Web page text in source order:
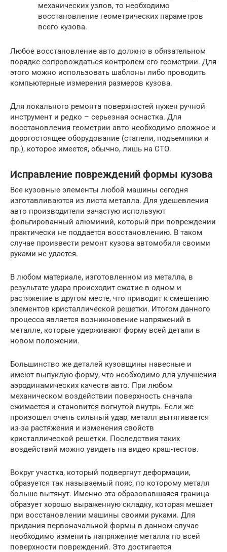
механических узлов, то необходимо
восстановление геометрических параметров
всего кузова.
Любое восстановление авто должно в обязательном
порядке сопровождаться контролем его геометрии. Для
этого можно использовать шаблоны либо проводить
компьютерные измерения размеров кузова.
Для локального ремонта поверхностей нужен ручной
инструмент и редко – серьезная оснастка. Для
восстановления геометрии авто необходимо сложное и
дорогостоящее оборудование (стапели, подъемники и
пр.), которое имеется, обычно, лишь на СТО.
Исправление повреждений формы кузова
Все кузовные элементы любой машины сегодня
изготавливаются из листа металла. Для удешевления
авто производители зачастую используют
фольгированный алюминий, который при повреждении
практически не поддается восстановлению. В таком
случае произвести ремонт кузова автомобиля своими
руками не удастся.
В любом материале, изготовленном из металла, в
результате удара происходит сжатие в одном и
растяжение в другом месте, что приводит к смешению
элементов кристаллической решетки. Итогом данного
процесса является возникновение напряжений в
металле, которые удерживают форму всей детали в
новом положении.
Большинство же деталей кузовщины навесные и
имеют выпуклую форму, что необходимо для улучшения
аэродинамических качеств авто. При любом
механическом воздействии поверхность сначала
сжимается и становится вогнутой внутрь. Если же
произошел очень сильный удар, металл вытягивается
из-за растяжения и изменения свойств
кристаллической решетки. Последствия таких
воздействий можно увидеть на видео краш-тестов.
Вокруг участка, который подвергнут деформации,
образуется так называемый пояс, по которому металл
больше вытянут. Именно эта образовавшаяся граница
образует хорошо выраженную складку, которая мешает
при восстановлении машины своими руками. Для
придания первоначальной формы в данном случае
необходимо изменить напряжение металла по всей
поверхности повреждений. Это достигается